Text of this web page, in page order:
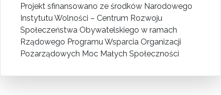
Projekt sfinansowano ze środków Narodowego
Instytutu Wolności – Centrum Rozwoju
Społeczeństwa Obywatelskiego w ramach
Rządowego Programu Wsparcia Organizacji
Pozarządowych Moc Małych Społeczności